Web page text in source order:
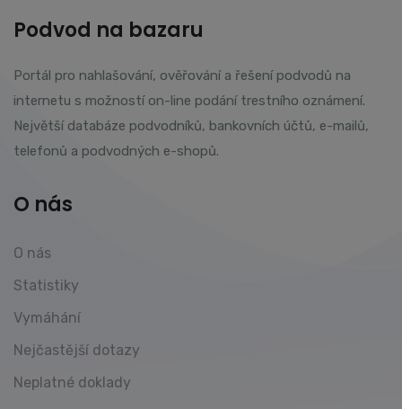
Podvod na bazaru
Portál pro nahlašování, ověřování a řešení podvodů na
internetu s možností on-line podání trestního oznámení.
Největší databáze podvodníků, bankovních účtů, e-mailů,
telefonů a podvodných e-shopů.
O nás
O nás
Statistiky
Vymáhání
Nejčastější dotazy
Neplatné doklady